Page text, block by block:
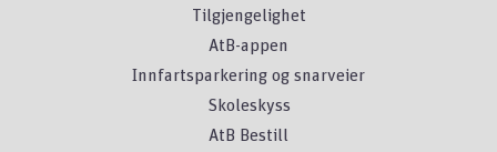
Tilgjengelighet
AtB-appen
Innfartsparkering og snarveier
Skoleskyss
AtB Bestill